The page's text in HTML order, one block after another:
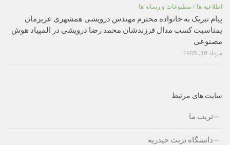
اطلاعیه ها / مطبوعات و رسانه ها
پیام تبریک به خانواده محترم مهندس درویشی همشهری عزیزمان
بمناسبت کسب مدال فرزندشان محمد رضا درویشی در المپیاد هوش
مصنوعی
مرداد 18, 1405
سایت های مرتبط
تربت ما
دانشگاه تربت حیدریه